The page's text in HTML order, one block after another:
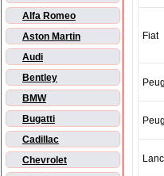
Alfa Romeo
Aston Martin
Audi
Bentley
BMW
Bugatti
Cadillac
Chevrolet
Fiat